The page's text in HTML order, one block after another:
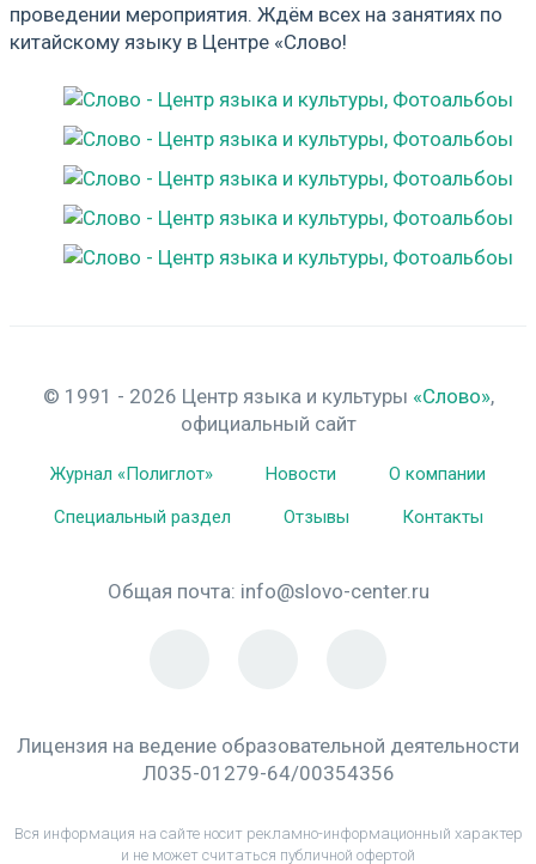
проведении мероприятия. Ждём всех на занятиях по
китайскому языку в Центре «Слово!
© 1991 - 2026 Центр языка и культуры «Слово»,
официальный сайт
Журнал «Полиглот» Новости
О компании
Специальный раздел
Отзывы Контакты
Общая почта: info@slovo-center.ru
Лицензия на ведение образовательной деятельности
Л035-01279-64/00354356
Вся информация на сайте носит рекламно-информационный характер
и не может считаться публичной офертой